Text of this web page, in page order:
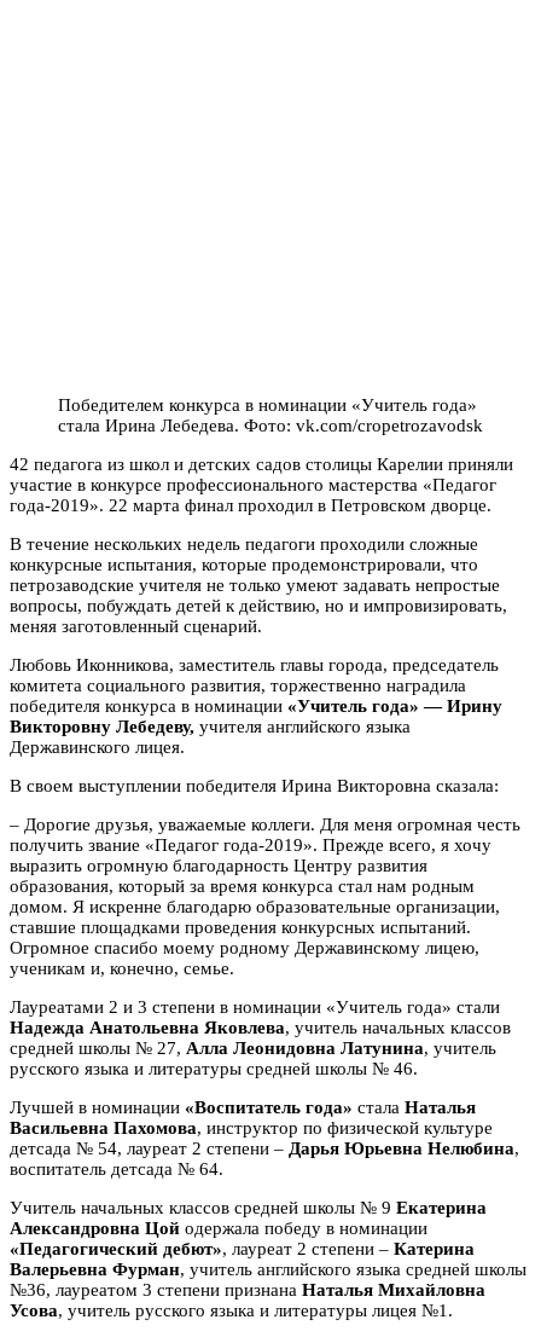
Победителем конкурса в номинации «Учитель года»
стала Ирина Лебедева. Фото: vk.com/cropetrozavodsk
42 педагога из школ и детских садов столицы Карелии приняли
участие в конкурсе профессионального мастерства «Педагог
года-2019». 22 марта финал проходил в Петровском дворце.
В течение нескольких недель педагоги проходили сложные
конкурсные испытания, которые продемонстрировали, что
петрозаводские учителя не только умеют задавать непростые
вопросы, побуждать детей к действию, но и импровизировать,
меняя заготовленный сценарий.
Любовь Иконникова, заместитель главы города, председатель
комитета социального развития, торжественно наградила
победителя конкурса в номинации «Учитель года» — Ирину
Викторовну Лебедеву, учителя английского языка
Державинского лицея.
В своем выступлении победителя Ирина Викторовна сказала:
– Дорогие друзья, уважаемые коллеги. Для меня огромная честь
получить звание «Педагог года-2019». Прежде всего, я хочу
выразить огромную благодарность Центру развития
образования, который за время конкурса стал нам родным
домом. Я искренне благодарю образовательные организации,
ставшие площадками проведения конкурсных испытаний.
Огромное спасибо моему родному Державинскому лицею,
ученикам и, конечно, семье.
Лауреатами 2 и 3 степени в номинации «Учитель года» стали
Надежда Анатольевна Яковлева, учитель начальных классов
средней школы № 27, Алла Леонидовна Латунина, учитель
русского языка и литературы средней школы № 46.
Лучшей в номинации «Воспитатель года» стала Наталья
Васильевна Пахомова, инструктор по физической культуре
детсада № 54, лауреат 2 степени – Дарья Юрьевна Нелюбина,
воспитатель детсада № 64.
Учитель начальных классов средней школы № 9 Екатерина
Александровна Цой одержала победу в номинации
«Педагогический дебют», лауреат 2 степени – Катерина
Валерьевна Фурман, учитель английского языка средней школы
№36, лауреатом 3 степени признана Наталья Михайловна
Усова, учитель русского языка и литературы лицея №1.